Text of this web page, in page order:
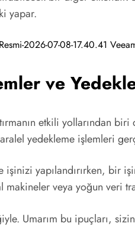
yapar.
ve
etkili yollarından
yedekleme işlemleri
yapılandırırken, bir
makineler veya yoğun veri
Umarım bu ipuçları,